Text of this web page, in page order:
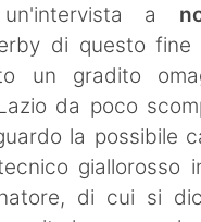
a
di questo fine
un gradito
da poco
la possibile
giallorosso
di cui si